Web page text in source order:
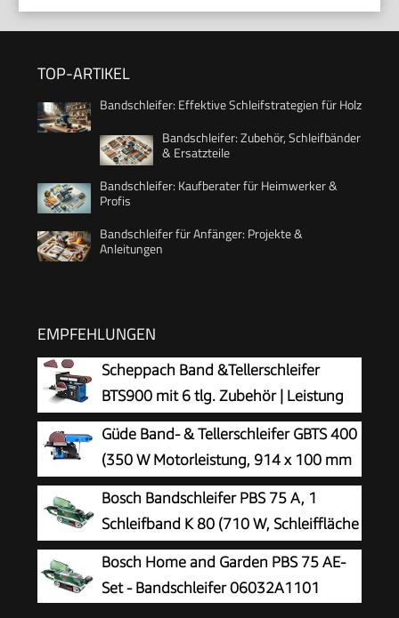
TOP-ARTIKEL
Bandschleifer: Effektive Schleifstrategien für Holz
Bandschleifer: Zubehör, Schleifbänder
& Ersatzteile
Bandschleifer: Kaufberater für Heimwerker &
Profis
Bandschleifer für Anfänger: Projekte &
Anleitungen
EMPFEHLUNGEN
Scheppach Band &Tellerschleifer
BTS900 mit 6 tlg. Zubehör | Leistung
370W | Schleifteller-Ø 150mm |
Schleifbandlänge/-breite 915x100mm |
Tischneigung 0°–45° | Gussmaterial-
Konstruktion & Absaugadapter
Güde Band- & Tellerschleifer GBTS 400
(350 W Motorleistung, 914 x 100 mm
Schleifband-Maß, 282 m/min
Bandgeschwindigkeit, 1450 1/min
Schleiftellerdrehzahl, 36 mm Ø
Staubsaugeranschluss)
Bosch Bandschleifer PBS 75 A, 1
Schleifband K 80 (710 W, Schleiffläche
76 x 165 mm, Bandabmessung 75 x
533 mm)
Bosch Home and Garden PBS 75 AE-
Set - Bandschleifer 06032A1101